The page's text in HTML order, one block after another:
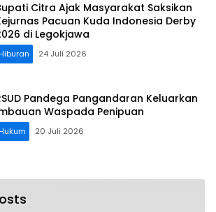
Citra Ajak Masyarakat Saksikan
Pacuan Kuda Indonesia Derby
di Legokjawa
Hiburan 24 Juli 2026
Pandega Pangandaran Keluarkan
Waspada Penipuan
Hukum 20 Juli 2026